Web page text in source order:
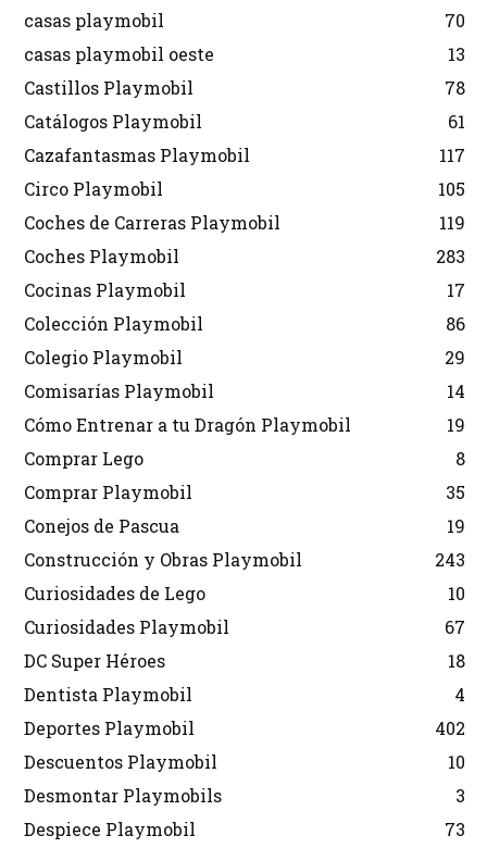
casas playmobil
70
casas playmobil oeste
13
Castillos Playmobil
78
Catálogos Playmobil
61
Cazafantasmas Playmobil
117
Circo Playmobil
105
Coches de Carreras Playmobil
119
Coches Playmobil
283
Cocinas Playmobil
17
Colección Playmobil
86
Colegio Playmobil
29
Comisarías Playmobil
14
Cómo Entrenar a tu Dragón Playmobil
19
Comprar Lego
8
Comprar Playmobil
35
Conejos de Pascua
19
Construcción y Obras Playmobil
243
Curiosidades de Lego
10
Curiosidades Playmobil
67
DC Super Héroes
18
Dentista Playmobil
4
Deportes Playmobil
402
Descuentos Playmobil
10
Desmontar Playmobils
3
Despiece Playmobil
73